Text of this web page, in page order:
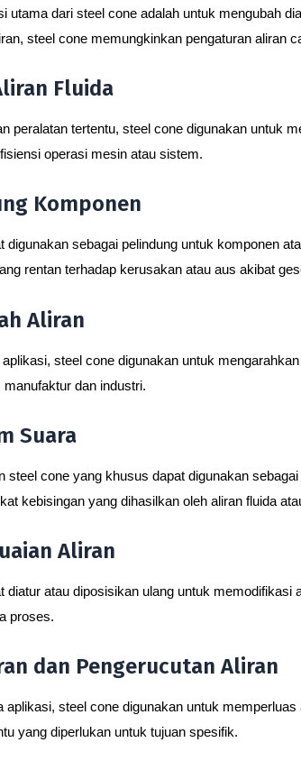
utama dari steel cone adalah untuk mengubah
steel cone memungkinkan pengaturan aliran
Fluida
peralatan tertentu, steel cone digunakan untuk
operasi mesin atau sistem.
Komponen
digunakan sebagai pelindung untuk komponen
rentan terhadap kerusakan atau aus akibat
Aliran
steel cone digunakan untuk
manufaktur dan industri.
Suara
steel cone yang khusus dapat digunakan
kebisingan yang dihasilkan oleh aliran fluida
Aliran
diatur atau diposisikan ulang untuk
proses.
dan Pengerucutan Aliran
aplikasi, steel cone digunakan untuk
yang diperlukan untuk tujuan spesifik.